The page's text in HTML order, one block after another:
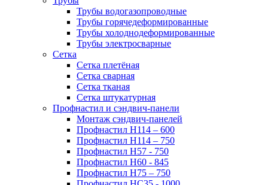
Трубы водогазопроводные
Трубы горячедеформированные
Трубы холоднодеформированные
Трубы электросварные
Сетка
Сетка плетёная
Сетка сварная
Сетка тканая
Сетка штукатурная
Профнастил и сэндвич-панели
Монтаж сэндвич-панелей
Профнастил Н114 – 600
Профнастил Н114 – 750
Профнастил Н57 - 750
Профнастил Н60 - 845
Профнастил Н75 – 750